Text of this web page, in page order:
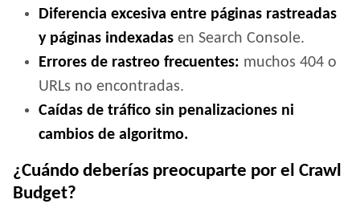
Diferencia excesiva entre páginas rastreadas
y páginas indexadas en Search Console.
Errores de rastreo frecuentes: muchos 404 o
URLs no encontradas.
Caídas de tráfico sin penalizaciones ni
cambios de algoritmo.
¿Cuándo deberías preocuparte por el Crawl
Budget?